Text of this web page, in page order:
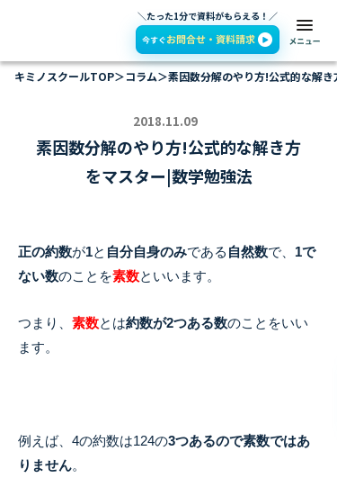
＼たった1分で資料がもらえる！／
キミノスクールTOP＞コラム＞素因数分解のやり方!公式的な解
2018.11.09
素因数分解のやり方!公式的な解き方
をマスター|数学勉強法
正の約数が1と 自分自身のみである 自然数で、 1で
ない数のことを素数といいます。
つまり、 素数とは約数が2つある数のことをいい
ます。
例えば、4の約数は124の3つあるので素数ではあ
りません。